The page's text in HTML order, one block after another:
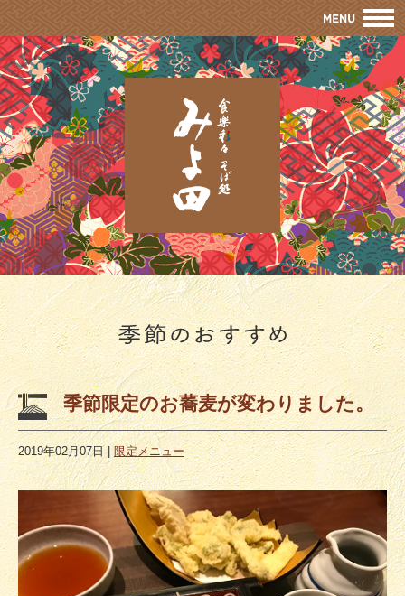
季節限定のお蕎麦が変わりました。
2019年02月07日|限定メニュー